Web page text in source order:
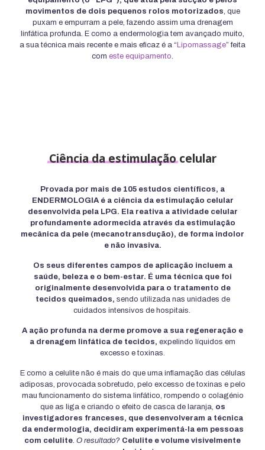
movimentos de dois pequenos rolos motorizados, que
puxam e empurram a pele, fazendo assim uma drenagem
linfática profunda. E como a endermologia tem avançado muito,
a sua técnica mais recente e mais eficaz é a “ Lipomassage” feita
com este equipamento.
Ciênciadaestimulação celular
Provada por mais de 105 estudos científicos, a
ENDERMOLOGIA é a ciência da estimulação celular
desenvolvida pela LPG. Ela reativa a atividade celular
profundamente adormecida através da estimulação
mecânica da pele (mecanotransdução), de forma indolor
e não invasiva.
Os seus diferentes campos de aplicação incluem a
saúde, beleza e o bem-estar. É uma técnica que foi
originalmente desenvolvida para o tratamento de
tecidos queimados, sendo utilizada nas unidades de
cuidados intensivos de hospitais.
A ação profunda na derme promove a sua regeneração e
a drenagem linfática de tecidos, expelindo líquidos em
excesso e toxinas.
E como a celulite não é mais do que uma inflamação das células
adiposas, provocada sobretudo, pelo excesso de toxinas e pelo
mau funcionamento do sistema linfático, rompendo o colagénio
que as liga e criando o efeito de casca de laranja, os
investigadores franceses, que desenvolveram a técnica
da endermologia, decidiram experimentá-la em pessoas
com celulite. O resultado? Celulite e volume visivelmente